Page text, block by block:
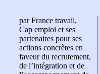
par France travail,
Cap emploi et ses
partenaires pour ses
actions concrètes en
faveur du recrutement,
de l’intégration et de